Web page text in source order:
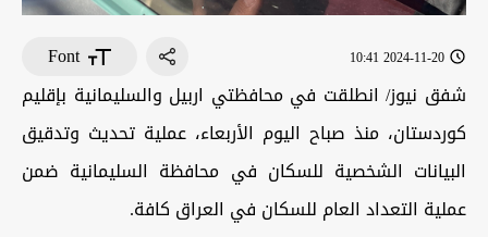
2024-11-20 10:41
Font
شفق نيوز/ انطلقت في محافظتي اربيل والسليمانية بإقليم
كوردستان، منذ صباح اليوم الأربعاء، عملية تحديث وتدقيق
البيانات الشخصية للسكان في محافظة السليمانية ضمن
عملية التعداد العام للسكان في العراق كافة.